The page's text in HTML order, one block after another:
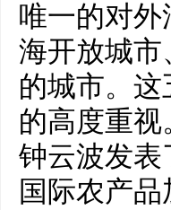
唯一的对
海开放城市
的城市。
的高度重
钟云波发表
国际农产